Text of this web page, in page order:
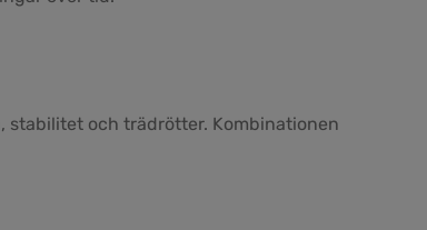
stabilitet och trädrötter. Kombinationen